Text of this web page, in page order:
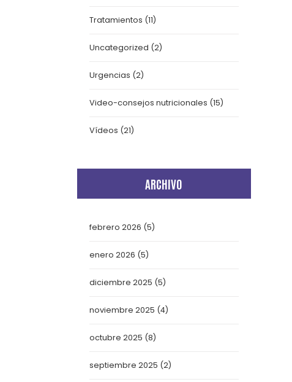
Tratamientos (11)
Uncategorized (2)
Urgencias (2)
Video-consejos nutricionales (15)
Vídeos (21)
ARCHIVO
febrero 2026 (5)
enero 2026 (5)
diciembre 2025 (5)
noviembre 2025 (4)
octubre 2025 (8)
septiembre 2025 (2)